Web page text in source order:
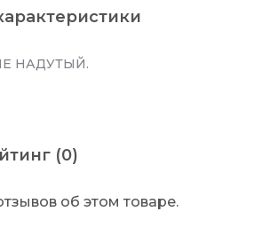
НАДУТЫЙ.
(0)
об этом товаре.